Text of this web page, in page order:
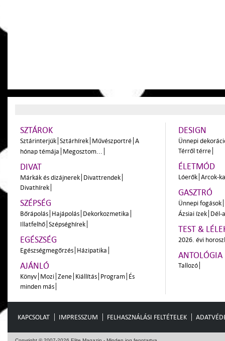
SZTÁROK
Sztárinterjúk Sztárhírek Művészportré A
hónap témája Megosztom...
DIVAT
Márkák és dizájnerek Divattrendek
Divathírek
SZÉPSÉG
Bőrápolás Hajápolás Dekorkozmetika
Illatfelhő Szépséghírek
EGÉSZSÉG
Egészségmegőrzés Házipatika
AJÁNLÓ
Könyv Mozi Zene Kiállítás Program És
minden más
DESIGN
Ünnepi
Térről térre
ÉLETMÓD
Lóerők Arcok-
GASZTRÓ
Ünnepi fogások
Ázsiai ízek Dél-
TEST &
2026. évi
ANTOLÓGIA
Tallozó
KAPCSOLAT IMPRESSZUM FELHASZNÁLÁSI FELTÉTELEK